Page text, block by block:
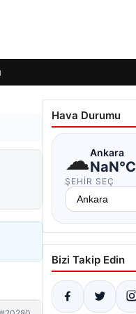
Hava Durumu
☁Ankara
NaN°C
ŞEHIR SEÇ
Bizi Takip Edin